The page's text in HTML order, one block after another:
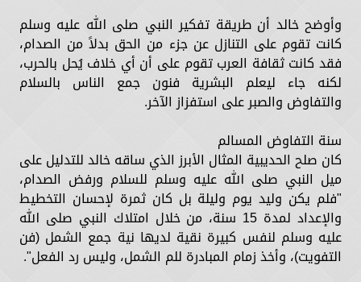
وأوضح خالد أن طريقة تفكير النبي صلى الله عليه وسلم
كانت تقوم على التنازل عن جزء من الحق بدلاً من الصدام،
فقد كانت ثقافة العرب تقوم على أن أي خلاف يُحل بالحرب،
لكنه جاء ليعلم البشرية فنون جمع الناس بالسلام
والتفاوض والصبر على استفزاز الآخر.
سنة التفاوض المسالم
كان صلح الحديبية المثال الأبرز الذي ساقه خالد للتدليل على
ميل النبي صلى الله عليه وسلم للسلام ورفض الصدام،
"فلم يكن وليد يوم وليلة بل كان ثمرة لإحسان التخطيط
والإعداد لمدة 15 سنة، من خلال امتلاك النبي صلى الله
عليه وسلم لنفس كبيرة نقية لديها نية جمع الشمل (فن
التفويت)، وأخذ زمام المبادرة للم الشمل، وليس رد الفعل".